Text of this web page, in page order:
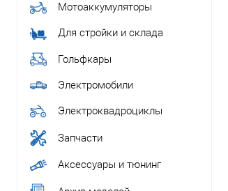
Мотоаккумуляторы
Для стройки и склада
Гольфкары
Электромобили
Электроквадроциклы
Запчасти
Аксессуары и тюнинг